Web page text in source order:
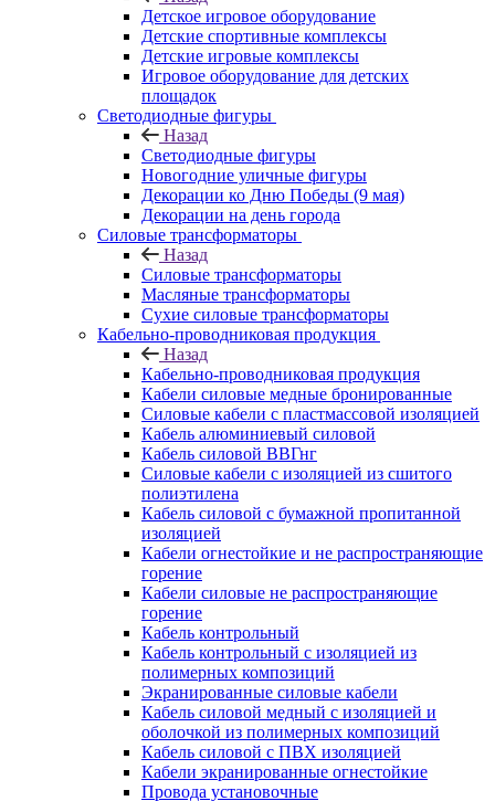
Детское игровое оборудование
Детские спортивные комплексы
Детские игровые комплексы
Игровое оборудование для детских
площадок
Светодиодные фигуры
Назад
Светодиодные фигуры
Новогодние уличные фигуры
Декорации ко Дню Победы (9 мая)
Декорации на день города
Силовые трансформаторы
Назад
Силовые трансформаторы
Масляные трансформаторы
Сухие силовые трансформаторы
Кабельно-проводниковая продукция
Назад
Кабельно-проводниковая продукция
Кабели силовые медные бронированные
Силовые кабели с пластмассовой изоляцией
Кабель алюминиевый силовой
Кабель силовой ВВГнг
Силовые кабели с изоляцией из сшитого
полиэтилена
Кабель силовой с бумажной пропитанной
изоляцией
Кабели огнестойкие и не распространяющие
горение
Кабели силовые не распространяющие
горение
Кабель контрольный
Кабель контрольный с изоляцией из
полимерных композиций
Экранированные силовые кабели
Кабель силовой медный с изоляцией и
оболочкой из полимерных композиций
Кабель силовой с ПВХ изоляцией
Кабели экранированные огнестойкие
Провода установочные